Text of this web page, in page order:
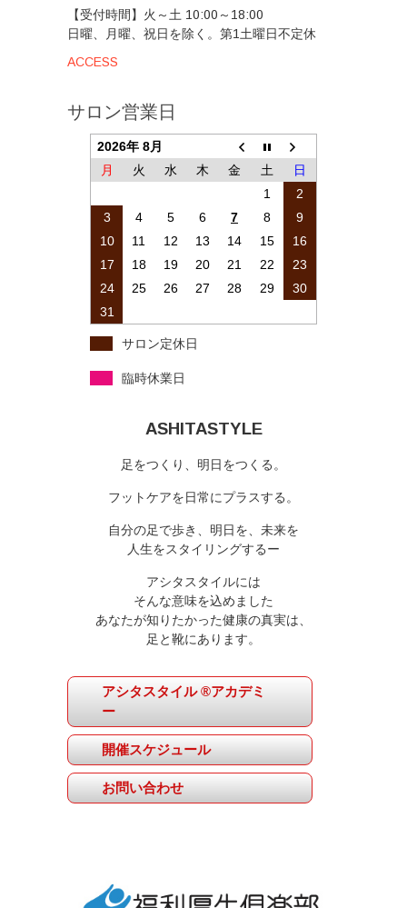
【受付時間】火～土 10:00～18:00
日曜、月曜、祝日を除く。第1土曜日不定休
ACCESS
サロン営業日
2026年 8月
月
火 水 木 金 土
日
1
2
3
4 5 6 7 8
9
10
11 12 13 14 15
16
17
18 19 20 21 22
23
24
25 26 27 28 29
30
31
サロン定休日
臨時休業日
ASHITASTYLE
足をつくり、明日をつくる。
フットケアを日常にプラスする。
自分の足で歩き、明日を、未来を
人生をスタイリングするー
アシタスタイルには
そんな意味を込めました
あなたが知りたかった健康の真実は、
足と靴にあります。
アシタスタイル ®アカデミ
ー
開催スケジュール
お問い合わせ